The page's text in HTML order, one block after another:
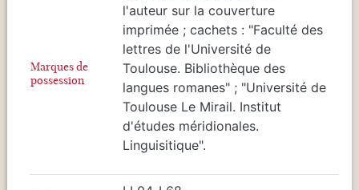
Marques de
possession
l'auteur sur la couverture
imprimée ; cachets : "Faculté des
lettres de l'Université de
Toulouse. Bibliothèque des
langues romanes" ; "Université de
Toulouse Le Mirail. Institut
d'études méridionales.
Linguisitique".